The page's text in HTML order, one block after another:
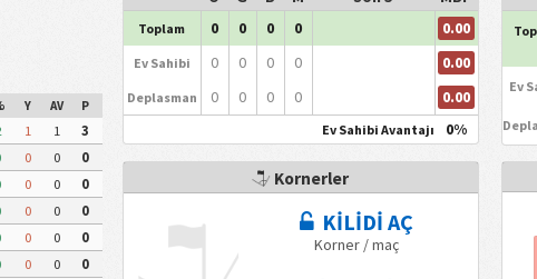
Y AV P
1 1
3
0 0
0
0 0
0
0 0
0
0 0
0
0 0
0
Toplam 0 0 0 0 0.00
Ev Sahibi 0 0 0 0 0.00
Deplasman 0 0 0 0 0.00
Ev Sahibi Avantajı 0%
Ev
Kornerler
KİLİDİ AÇ
Korner / maç